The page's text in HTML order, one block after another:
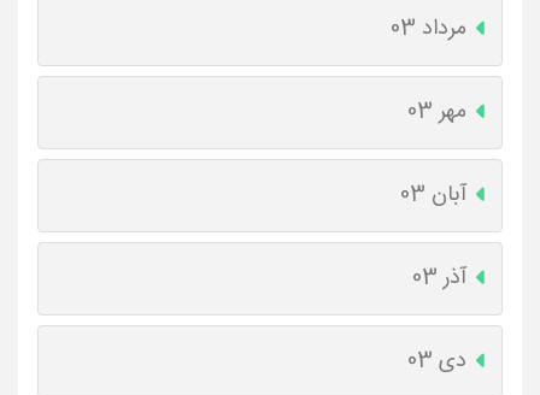
مرداد 03
مهر 03
آبان 03
آذر 03
دی 03